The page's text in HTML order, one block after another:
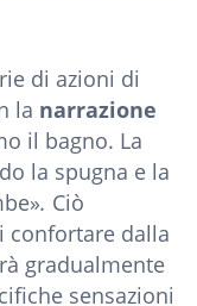
di azioni di
la narrazione
il bagno. La
la spugna e la
. Ciò
confortare dalla
gradualmente
sensazioni